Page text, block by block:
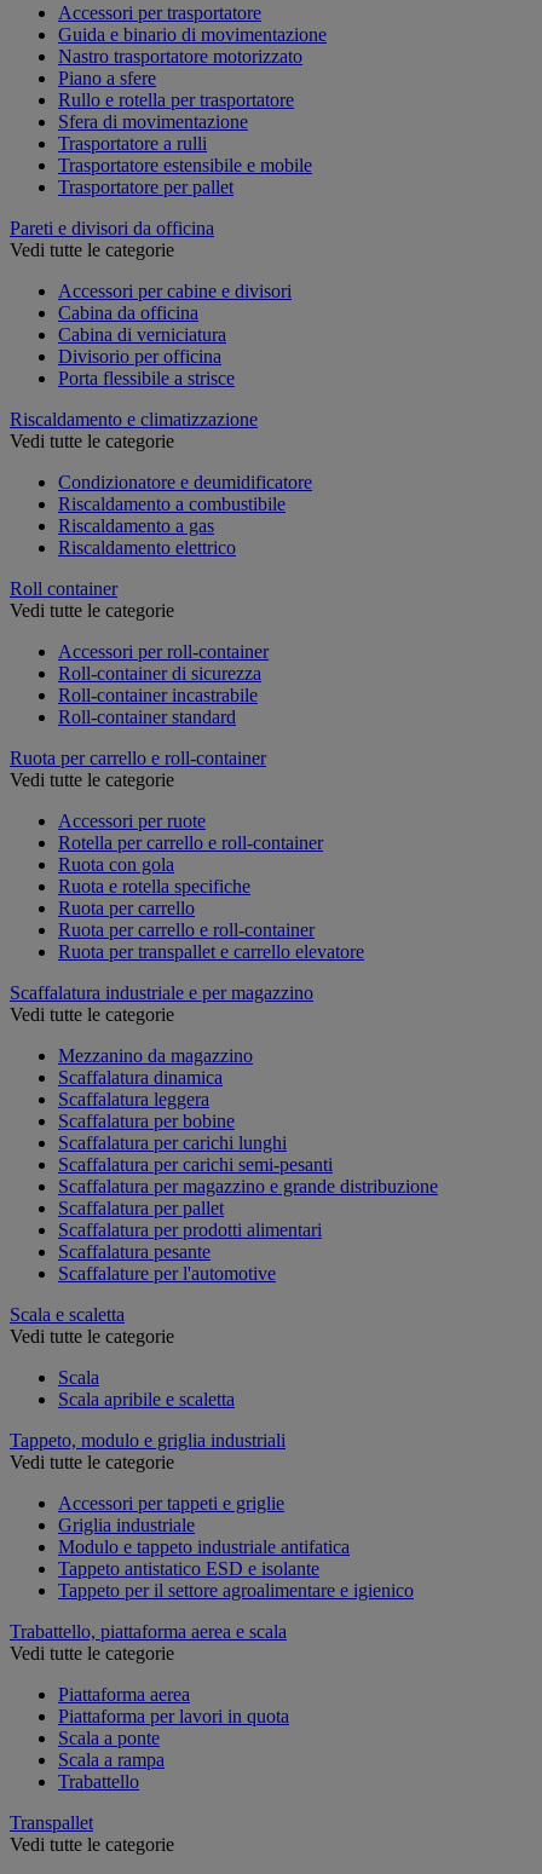
Accessori per trasportatore
Guida e binario di movimentazione
Nastro trasportatore motorizzato
Piano a sfere
Rullo e rotella per trasportatore
Sfera di movimentazione
Trasportatore a rulli
Trasportatore estensibile e mobile
Trasportatore per pallet
Pareti e divisori da officina
Vedi tutte le categorie
Accessori per cabine e divisori
Cabina da officina
Cabina di verniciatura
Divisorio per officina
Porta flessibile a strisce
Riscaldamento e climatizzazione
Vedi tutte le categorie
Condizionatore e deumidificatore
Riscaldamento a combustibile
Riscaldamento a gas
Riscaldamento elettrico
Roll container
Vedi tutte le categorie
Accessori per roll-container
Roll-container di sicurezza
Roll-container incastrabile
Roll-container standard
Ruota per carrello e roll-container
Vedi tutte le categorie
Accessori per ruote
Rotella per carrello e roll-container
Ruota con gola
Ruota e rotella specifiche
Ruota per carrello
Ruota per carrello e roll-container
Ruota per transpallet e carrello elevatore
Scaffalatura industriale e per magazzino
Vedi tutte le categorie
Mezzanino da magazzino
Scaffalatura dinamica
Scaffalatura leggera
Scaffalatura per bobine
Scaffalatura per carichi lunghi
Scaffalatura per carichi semi-pesanti
Scaffalatura per magazzino e grande distribuzione
Scaffalatura per pallet
Scaffalatura per prodotti alimentari
Scaffalatura pesante
Scaffalature per l'automotive
Scala e scaletta
Vedi tutte le categorie
Scala
Scala apribile e scaletta
Tappeto, modulo e griglia industriali
Vedi tutte le categorie
Accessori per tappeti e griglie
Griglia industriale
Modulo e tappeto industriale antifatica
Tappeto antistatico ESD e isolante
Tappeto per il settore agroalimentare e igienico
Trabattello, piattaforma aerea e scala
Vedi tutte le categorie
Piattaforma aerea
Piattaforma per lavori in quota
Scala a ponte
Scala a rampa
Trabattello
Transpallet
Vedi tutte le categorie